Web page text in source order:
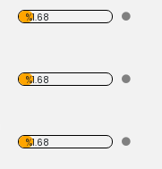
%1.68
%1.68
%1.68